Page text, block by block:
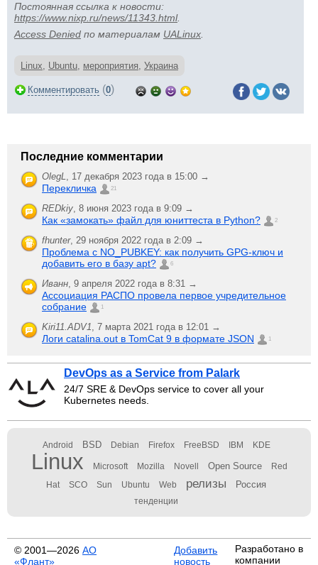
Постоянная ссылка к новости:
https://www.nixp.ru/news/11343.html.
Access Denied по материалам UALinux
Linux, Ubuntu, мероприятия, Украина
Комментировать (0)
Последние комментарии
OlegL, 17 декабря 2023 года в 15:00 →
Перекличка 21
REDkiy, 8 июня 2023 года в 9:09 →
Как «замокать» файл для юниттеста в Python? 2
fhunter, 29 ноября 2022 года в 2:09 →
Проблема с NO_PUBKEY: как получить GPG-ключ и
добавить его в базу apt?
6
Иванн, 9 апреля 2022 года в 8:31 →
Ассоциация РАСПО провела первое учредительное
собрание
1
Kiri11.ADV1, 7 марта 2021 года в 12:01 →
Логи catalina.out в TomCat 9 в формате JSON 1
DevOps as a Service from Palark
24/7 SRE & DevOps service to cover all your
Kubernetes needs.
Android BSD Debian Firefox FreeBSD IBM KDE
Linux Microsoft Mozilla Novell Open Source Red
Hat SCO Sun Ubuntu Web релизы Россия
тенденции
© 2001—2026 АО
«Флант»
Добавить
новость
Разработано в
компании